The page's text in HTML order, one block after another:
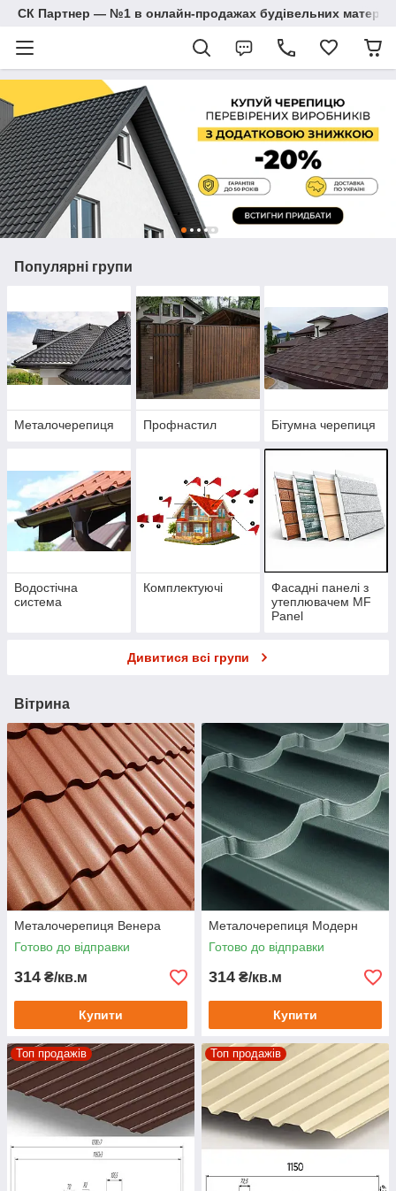
СК Партнер — №1 в онлайн-продажах будівельних
Популярні групи
Металочерепиця Профнастил Бітумна черепиця
Водостічна
система
Комплектуючі
Фасадні панелі з
утеплювачем MF
Panel
Дивитися всі групи
Вітрина
Металочерепиця Венера
Готово до відправки
314 ₴/кв.м
Купити
Металочерепиця Модерн
Готово до відправки
314 ₴/кв.м
Купити
Топ продажів Топ продажів